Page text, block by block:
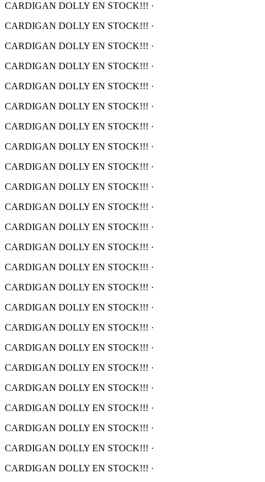
CARDIGAN DOLLY EN STOCK!!! ·
CARDIGAN DOLLY EN STOCK!!! ·
CARDIGAN DOLLY EN STOCK!!! ·
CARDIGAN DOLLY EN STOCK!!! ·
CARDIGAN DOLLY EN STOCK!!! ·
CARDIGAN DOLLY EN STOCK!!! ·
CARDIGAN DOLLY EN STOCK!!! ·
CARDIGAN DOLLY EN STOCK!!! ·
CARDIGAN DOLLY EN STOCK!!! ·
CARDIGAN DOLLY EN STOCK!!! ·
CARDIGAN DOLLY EN STOCK!!! ·
CARDIGAN DOLLY EN STOCK!!! ·
CARDIGAN DOLLY EN STOCK!!! ·
CARDIGAN DOLLY EN STOCK!!! ·
CARDIGAN DOLLY EN STOCK!!! ·
CARDIGAN DOLLY EN STOCK!!! ·
CARDIGAN DOLLY EN STOCK!!! ·
CARDIGAN DOLLY EN STOCK!!! ·
CARDIGAN DOLLY EN STOCK!!! ·
CARDIGAN DOLLY EN STOCK!!! ·
CARDIGAN DOLLY EN STOCK!!! ·
CARDIGAN DOLLY EN STOCK!!! ·
CARDIGAN DOLLY EN STOCK!!! ·
CARDIGAN DOLLY EN STOCK!!! ·